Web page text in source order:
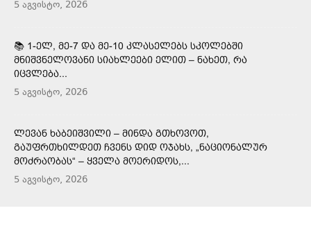
5 აგვისტო, 2026
📚 1-ᲔᲚ, ᲛᲔ-7 ᲓᲐ ᲛᲔ-10 ᲙᲚᲐᲡᲔᲚᲔᲑᲡ ᲡᲙᲝᲚᲔᲑᲨᲘ
ᲛᲜᲘᲨᲕᲜᲔᲚᲝᲕᲐᲜᲘ ᲡᲘᲐᲮᲚᲔᲔᲑᲘ ᲔᲚᲘᲗ – ᲜᲐᲮᲔᲗ, ᲠᲐ
ᲘᲪᲕᲚᲔᲑᲐ...
5 აგვისტო, 2026
ᲚᲔᲕᲐᲜ ᲮᲐᲑᲔᲘᲨᲕᲘᲚᲘ – ᲛᲘᲜᲓᲐ ᲒᲗᲮᲝᲕᲝᲗ,
ᲒᲐᲣᲤᲠᲗᲮᲘᲚᲓᲔᲗ ᲩᲕᲔᲜᲡ ᲓᲘᲓ ᲝᲯᲐᲮᲡ, „ᲜᲐᲪᲘᲝᲜᲐᲚᲣᲠ
ᲛᲝᲫᲠᲐᲝᲑᲐᲡ“ – ᲧᲕᲔᲚᲐ ᲛᲝᲔᲠᲘᲓᲝᲡ,...
5 აგვისტო, 2026